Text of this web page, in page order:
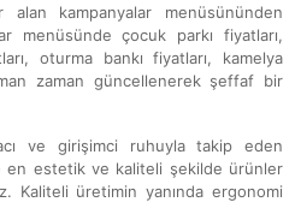
kampanyalar menüsününden
menüsünde çocuk parkı fiyatları,
oturma bankı fiyatları, kamelya
zaman güncellenerek şeffaf bir
ve girişimci ruhuyla takip eden
en estetik ve kaliteli şekilde ürünler
Kaliteli üretimin yanında ergonomi